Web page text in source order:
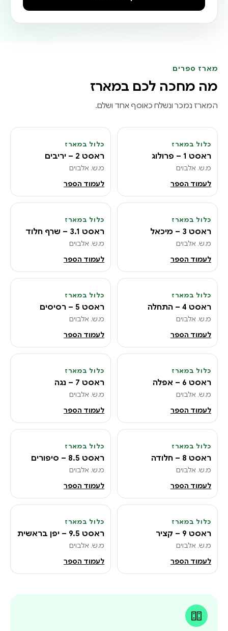
ראסט 9.5 – יפן בראשית
מארז ספרים
מה מחכה לכם במארז
המארז נמכר ונשלח כאוסף אחד ושלם.
1
כלול במארז
ראסט 1 – פרולוג
מ.ש. אלבוים
לעמוד הספר
2
כלול במארז
ראסט 2 – יריבים
מ.ש. אלבוים
לעמוד הספר
3
כלול במארז
ראסט 3 – מיכאל
מ.ש. אלבוים
לעמוד הספר
4
כלול במארז
ראסט 3.1 – שרף חלוד
מ.ש. אלבוים
לעמוד הספר
5
כלול במארז
ראסט 4 – התחלה
מ.ש. אלבוים
לעמוד הספר
6
כלול במארז
ראסט 5 – רסיסים
מ.ש. אלבוים
לעמוד הספר
7
כלול במארז
ראסט 6 – אפלה
מ.ש. אלבוים
לעמוד הספר
8
כלול במארז
ראסט 7 – נגה
מ.ש. אלבוים
לעמוד הספר
9
כלול במארז
ראסט 8 – חלודה
מ.ש. אלבוים
לעמוד הספר
10
כלול במארז
ראסט 8.5 – סיפורים
מ.ש. אלבוים
לעמוד הספר
11
כלול במארז
ראסט 9 – קציר
מ.ש. אלבוים
לעמוד הספר
12
כלול במארז
ראסט 9.5 – יפן בראשית
מ.ש. אלבוים
לעמוד הספר